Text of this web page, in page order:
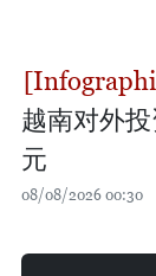
越南对外
元
08/08/2026 00:30